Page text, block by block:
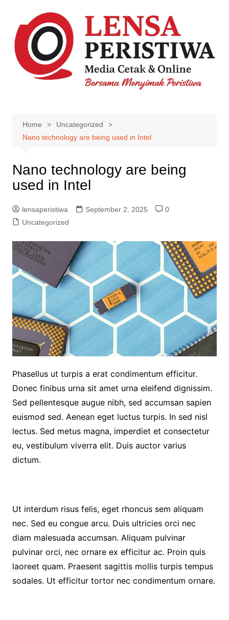
content
Home
Uncategorized
Nano technology are being used in Intel
Nano technology are being
used in Intel
lensaperistiwa September 2, 2025
0
Uncategorized
Phasellus ut turpis a erat condimentum efficitur.
Donec finibus urna sit amet urna eleifend dignissim.
Sed pellentesque augue nibh, sed accumsan sapien
euismod sed. Aenean eget luctus turpis. In sed nisl
lectus. Sed metus magna, imperdiet et consectetur
eu, vestibulum viverra elit. Duis auctor varius
dictum.
Ut interdum risus felis, eget rhoncus sem aliquam
nec. Sed eu congue arcu. Duis ultricies orci nec
diam malesuada accumsan. Aliquam pulvinar
pulvinar orci, nec ornare ex efficitur ac. Proin quis
laoreet quam. Praesent sagittis mollis turpis tempus
sodales. Ut efficitur tortor nec condimentum ornare.